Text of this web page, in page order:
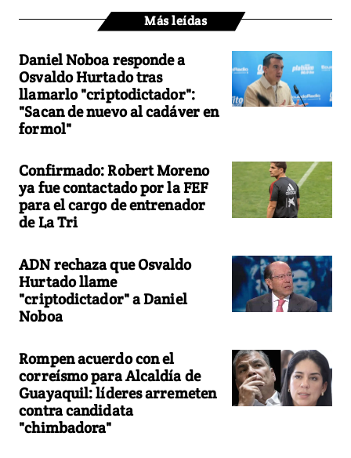
Más leídas
Daniel Noboa responde a
Osvaldo Hurtado tras
llamarlo "criptodictador":
"Sacan de nuevo al cadáver en
formol"
Confirmado: Robert Moreno
ya fue contactado por la FEF
para el cargo de entrenador
de La Tri
ADN rechaza que Osvaldo
Hurtado llame
"criptodictador" a Daniel
Noboa
Rompen acuerdo con el
correísmo para Alcaldía de
Guayaquil: líderes arremeten
contra candidata
"chimbadora"